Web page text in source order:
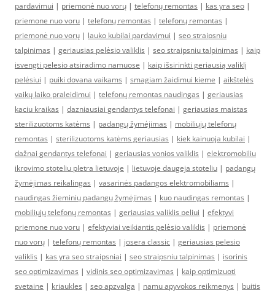
pardavimui | priemonė nuo vorų | telefonų remontas | kas yra seo |
priemone nuo voru | telefonų remontas | telefonų remontas |
priemonė nuo vorų | lauko kubilai pardavimui | seo straipsniu
talpinimas | geriausias pelėsio valiklis | seo straipsniu talpinimas | kaip
isvengti pelesio atsiradimo namuose | kaip išsirinkti geriausią valiklį
pelėsiui | puiki dovana vaikams | smagiam žaidimui kieme | aikštelės
vaikų laiko praleidimui | telefonų remontas naudingas | geriausias
kaciu kraikas | dazniausiai gendantys telefonai | geriausias maistas
sterilizuotoms katėms | padangų žymėjimas | mobiliųjų telefonų
remontas | sterilizuotoms katėms geriausias | kiek kainuoja kubilai |
dažnai gendantys telefonai | geriausias vonios valiklis | elektromobiliu
ikrovimo stoteliu pletra lietuvoje | lietuvoje daugeja stoteliu | padangų
žymėjimas reikalingas | vasarinės padangos elektromobiliams |
naudingas žieminių padangų žymėjimas | kuo naudingas remontas |
mobiliųjų telefonų remontas | geriausias valiklis peliui | efektyvi
priemone nuo voru | efektyviai veikiantis pelėsio valiklis | priemonė
nuo vorų | telefonų remontas | josera classic | geriausias pelesio
valiklis | kas yra seo straipsniai | seo straipsniu talpinimas | isorinis
seo optimizavimas | vidinis seo optimizavimas | kaip optimizuoti
svetaine | kriaukles | seo apzvalga | namu apyvokos reikmenys | buitis